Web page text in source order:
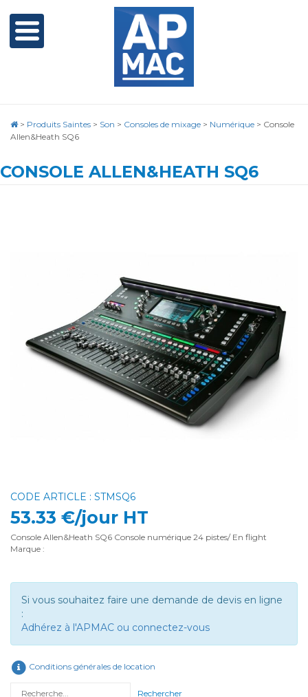
> Produits Saintes > Son > Consoles de mixage > Numérique > Console
Allen&Heath SQ6
CONSOLE ALLEN&HEATH SQ6
CODE ARTICLE : STMSQ6
53.33 €/jour HT
Console Allen&Heath SQ6 Console numérique 24 pistes/ En flight
Marque :
Si vous souhaitez faire une demande de devis en ligne
:
Adhérez à l'APMAC ou connectez-vous
Conditions générales de location
Rechercher